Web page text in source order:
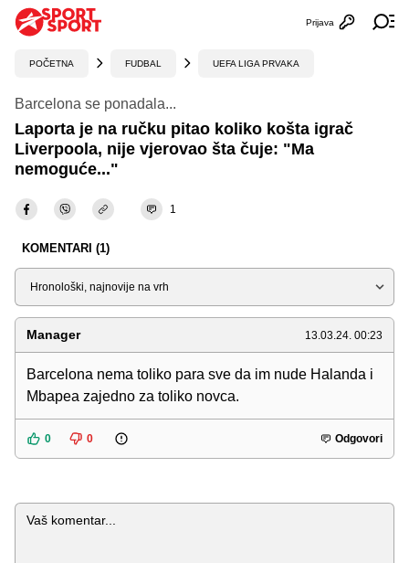
Otvori
Prijava
POČETNA FUDBAL UEFA LIGA PRVAKA
Barcelona se ponadala...
Laporta je na ručku pitao koliko košta igrač
Liverpoola, nije vjerovao šta čuje: "Ma
nemoguće..."
1
KOMENTARI (1)
Sortiraj
Manager 13.03.24. 00:23
Barcelona nema toliko para sve da im nude Halanda i
Mbapea zajedno za toliko novca.
0 0 Odgovori
Komentar